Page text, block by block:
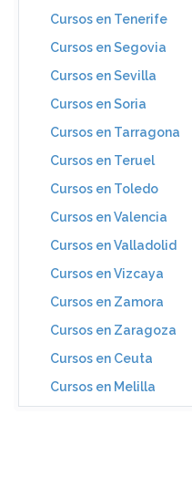
Cursos en Tenerife
Cursos en Segovia
Cursos en Sevilla
Cursos en Soria
Cursos en Tarragona
Cursos en Teruel
Cursos en Toledo
Cursos en Valencia
Cursos en Valladolid
Cursos en Vizcaya
Cursos en Zamora
Cursos en Zaragoza
Cursos en Ceuta
Cursos en Melilla